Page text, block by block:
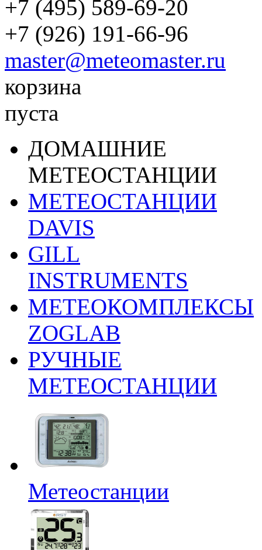
+7 (495) 589-69-20
+7 (926) 191-66-96
master@meteomaster.ru
корзина
пуста
ДОМАШНИЕ
МЕТЕОСТАНЦИИ
МЕТЕОСТАНЦИИ
DAVIS
GILL
INSTRUMENTS
МЕТЕОКОМПЛЕКСЫ
ZOGLAB
РУЧНЫЕ
МЕТЕОСТАНЦИИ
Метеостанции